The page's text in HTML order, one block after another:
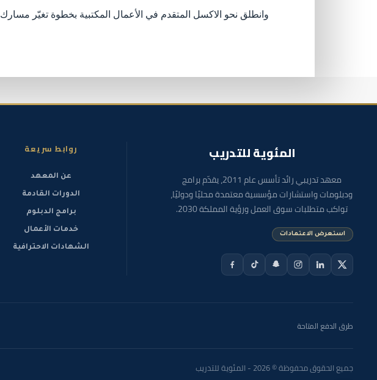
وانطلق نحو الاكسل المتقدم في الأعمال المكتبية بخطوة تغيّر
المئوية للتدريب
معهد تدريبي رائد تأسس عام 2011، يقدّم برامج
ودبلومات واستشارات مؤسسية معتمدة محليًا ودوليًا،
تواكب متطلبات سوق العمل ورؤية المملكة 2030.
استعرض الاعتمادات
روابط سريعة
عن المعهد
الدورات القادمة
برامج الدبلوم
خدمات الأعمال
الشهادات الاحترافية
طرق الدفع المتاحة
جميع الحقوق محفوظة © 2026 - المئوية للتدريب